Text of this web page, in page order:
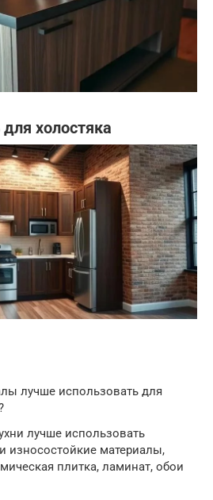
холостяка
лучше использовать для
лучше использовать
износостойкие материалы,
плитка, ламинат, обои